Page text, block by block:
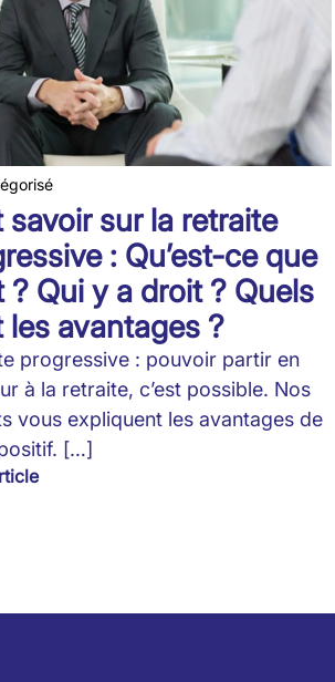
savoir sur la retraite
: Qu’est-ce que
? Qui y a droit ? Quels
les avantages ?
progressive : pouvoir partir en
à la retraite, c’est possible. Nos
vous expliquent les avantages de
[…]